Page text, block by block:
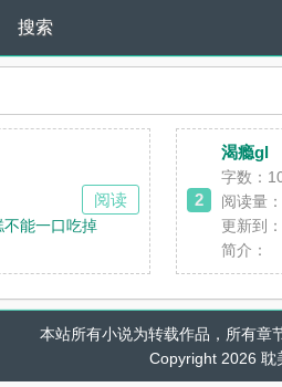
搜索
能一口吃掉
阅读 2
渴瘾gl
字数：
阅读量
更新到
简介：
本站所有小说为转载作品，所有章
Copyright 2026 耽